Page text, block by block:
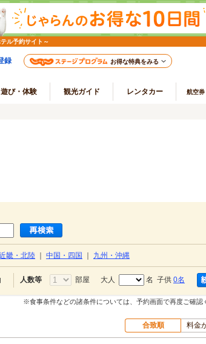
ル予約サイト～
録 お得な特典をみる
遊び・体験 観光ガイド レンタカー 航空券
畿・北陸 中国・四国 九州・沖縄
人数等 部屋 大人 名 子供 0名
※食事条件などの諸条件については、予約画面で再度ご確認
合致順 料金